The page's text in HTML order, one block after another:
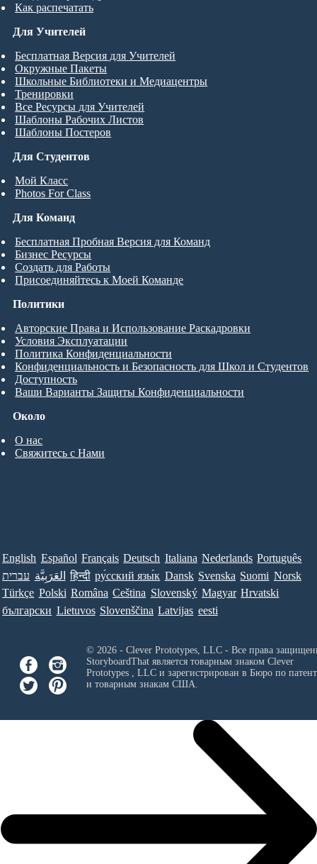
Как распечатать
Для Студентов
Мой Класс
Photos For Class
Для Учителей
Бесплатная Версия для Учителей
Окружные Пакеты
Школьные Библиотеки и Медиацентры
Тренировки
Все Ресурсы для Учителей
Шаблоны Рабочих Листов
Шаблоны Постеров
Для Команд
Бесплатная Пробная Версия для Команд
Бизнес Ресурсы
Создать для Работы
Присоединяйтесь к Моей Команде
Около
О нас
Свяжитесь с Нами
Политики
Авторские Права и Использование Раскадровки
Условия Эксплуатации
Политика Конфиденциальности
Конфиденциальность и Безопасность для Школ и Студентов
Доступность
Ваши Варианты Защиты Конфиденциальности
English Español Français Deutsch Italiana Nederlands Português
עברית العَرَبِيَّة हिन्दी ру́сский язы́к Dansk Svenska Suomi Norsk
Türkçe Polski Româna Ceština Slovenský Magyar Hrvatski
български Lietuvos Slovenščina Latvijas eesti
© 2026 - Clever Prototypes, LLC - Все права
StoryboardThat является товарным знаком Clever
Prototypes , LLCи зарегистрирован в Бюро по
и товарным знакам США.